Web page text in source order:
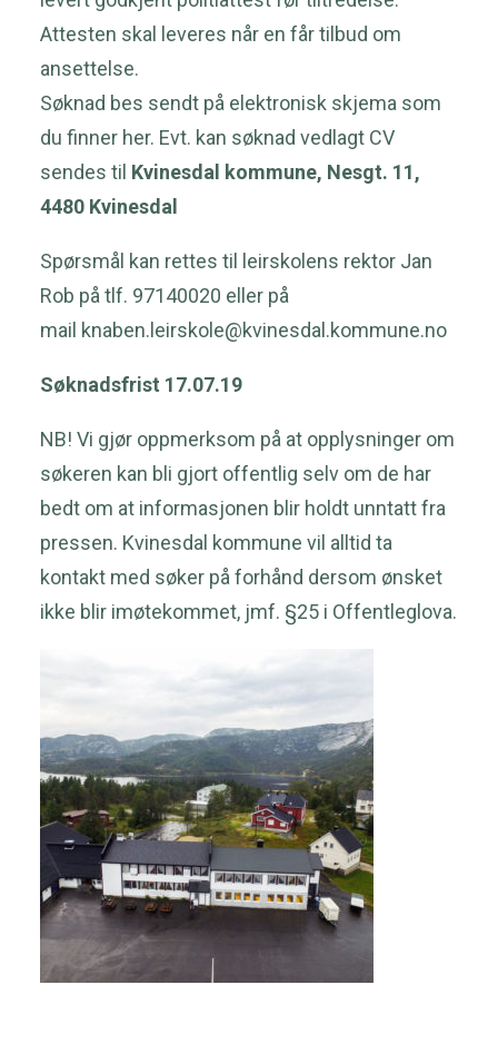
Attesten skal leveres når en får tilbud om
ansettelse.
Søknad bes sendt på elektronisk skjema som
du finner her. Evt. kan søknad vedlagt CV
sendes til Kvinesdal kommune, Nesgt. 11,
4480 Kvinesdal
Spørsmål kan rettes til leirskolens rektor Jan
Rob på tlf. 97140020 eller på
mail knaben.leirskole@kvinesdal.kommune.no
Søknadsfrist 17.07.19
NB! Vi gjør oppmerksom på at opplysninger om
søkeren kan bli gjort offentlig selv om de har
bedt om at informasjonen blir holdt unntatt fra
pressen. Kvinesdal kommune vil alltid ta
kontakt med søker på forhånd dersom ønsket
ikke blir imøtekommet, jmf. §25 i Offentleglova.